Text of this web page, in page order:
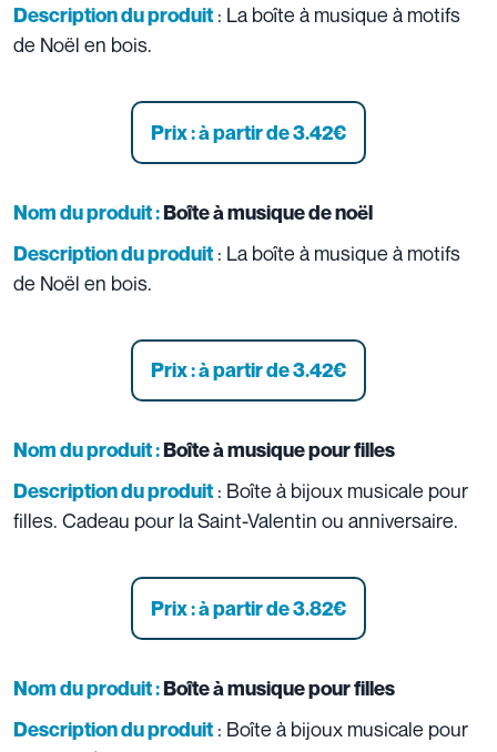
Description du produit : La boîte à musique à motifs
de Noël en bois.
Prix : à partir de 3.42€
Nom du produit :Boîte à musique de noël
Description du produit : La boîte à musique à motifs
de Noël en bois.
Prix : à partir de 3.42€
Nom du produit :Boîte à musique pour filles
Description du produit : Boîte à bijoux musicale pour
filles. Cadeau pour la Saint-Valentin ou anniversaire.
Prix : à partir de 3.82€
Nom du produit :Boîte à musique pour filles
Description du produit : Boîte à bijoux musicale pour